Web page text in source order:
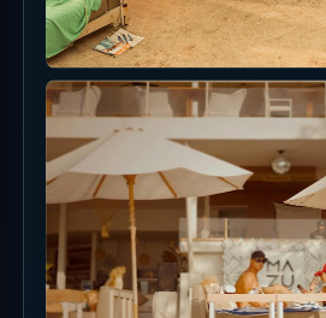
Logo, pool-front sofa, dan
dipakai.